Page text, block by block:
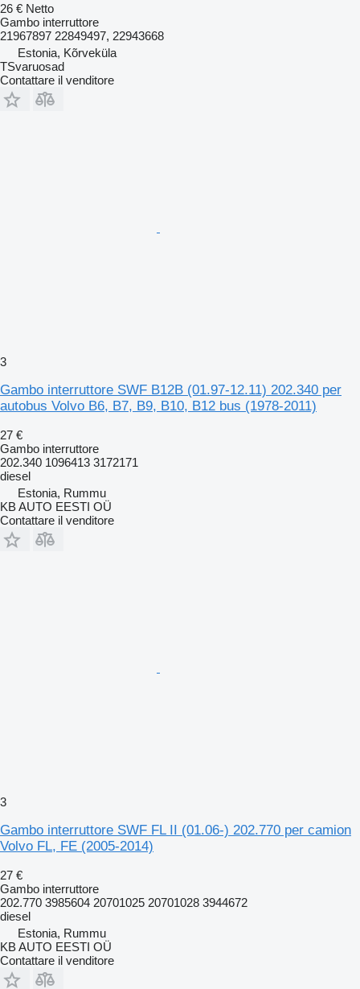
26 € Netto
Gambo interruttore
21967897 22849497, 22943668
Estonia, Kõrveküla
TSvaruosad
Contattare il venditore
3
Gambo interruttore SWF B12B (01.97-12.11) 202.340 per
autobus Volvo B6, B7, B9, B10, B12 bus (1978-2011)
27 €
Gambo interruttore
202.340 1096413 3172171
diesel
Estonia, Rummu
KB AUTO EESTI OÜ
Contattare il venditore
3
Gambo interruttore SWF FL II (01.06-) 202.770 per camion
Volvo FL, FE (2005-2014)
27 €
Gambo interruttore
202.770 3985604 20701025 20701028 3944672
diesel
Estonia, Rummu
KB AUTO EESTI OÜ
Contattare il venditore